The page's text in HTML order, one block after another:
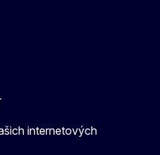
internetových